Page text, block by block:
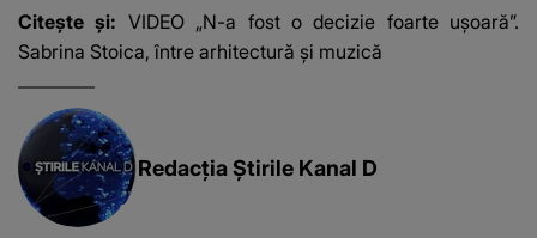
Citește și: VIDEO „N-a fost o decizie foarte ușoară”.
Sabrina Stoica, între arhitectură și muzică
Redacția Știrile Kanal D